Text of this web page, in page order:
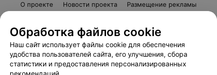
О проекте Новости проекта
Размещение рекламы
Пользовательское соглашение
Способы оплаты
Вакансии
Партнеры
Написать руководителю 103.by
Обработка файлов cookie
Наш сайт использует файлы cookie для обеспечения
удобства пользователей сайта, его улучшения, сбора
статистики и предоставления персонализированных
рекомендаций.